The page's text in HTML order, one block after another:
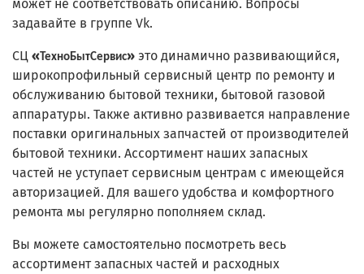
может не соответствовать описанию. Вопросы
задавайте в группе Vk.
СЦ « ТехноБытСервис» это динамично развивающийся,
широкопрофильный сервисный центр по ремонту и
обслуживанию бытовой техники, бытовой газовой
аппаратуры. Также активно развивается направление
поставки оригинальных запчастей от производителей
бытовой техники. Ассортимент наших запасных
частей не уступает сервисным центрам с имеющейся
авторизацией. Для вашего удобства и комфортного
ремонта мы регулярно пополняем склад.
Вы можете самостоятельно посмотреть весь
ассортимент запасных частей и расходных